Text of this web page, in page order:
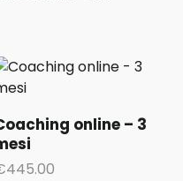
online – 3
445.00